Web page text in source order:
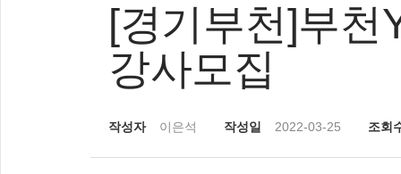
[경기부천]부천
강사모집
작성자 이은석 작성일 2022-03-25 조회